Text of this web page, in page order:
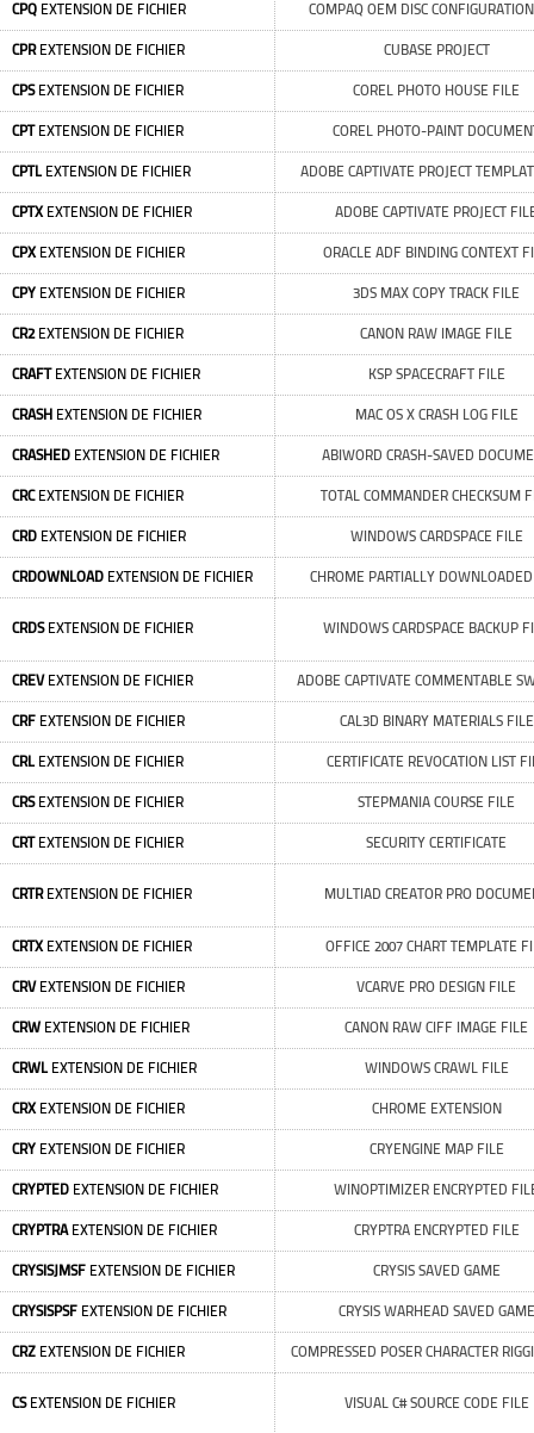
CPQ EXTENSION DE FICHIER COMPAQ OEM DISC
CPREXTENSION DE FICHIER CUBASE PROJECT
CPSEXTENSION DE FICHIER COREL PHOTO HOUSE FILE
CPTEXTENSION DE FICHIER COREL PHOTO-PAINT
CPTLEXTENSION DE FICHIER ADOBE CAPTIVATE PROJECT
CPTXEXTENSION DE FICHIER ADOBE CAPTIVATE PROJECT
CPXEXTENSION DE FICHIER ORACLE ADF BINDING CONTEXT
CPY EXTENSION DE FICHIER 3DS MAX COPY TRACK FILE
CR2EXTENSION DE FICHIER CANON RAW IMAGE FILE
CRAFTEXTENSION DE FICHIER KSP SPACECRAFT FILE
CRASH EXTENSION DE FICHIER MAC OS X CRASH LOG FILE
CRASHED EXTENSION DE FICHIER ABIWORD CRASH-SAVED
CRCEXTENSION DE FICHIER TOTAL COMMANDER CHECKSUM
CRD EXTENSION DE FICHIER WINDOWS CARDSPACE FILE
CRDOWNLOAD EXTENSION DE FICHIER CHROME PARTIALLY
CRDSEXTENSION DE FICHIER WINDOWS CARDSPACE BACKUP
CREVEXTENSION DE FICHIER ADOBE CAPTIVATE COMMENTABLE
CRF EXTENSION DE FICHIER CAL3D BINARY MATERIALS FILE
CRLEXTENSION DE FICHIER CERTIFICATE REVOCATION LIST
CRSEXTENSION DE FICHIER STEPMANIA COURSE FILE
CRTEXTENSION DE FICHIER SECURITY CERTIFICATE
CRTREXTENSION DE FICHIER MULTIAD CREATOR PRO
CRTXEXTENSION DE FICHIER OFFICE 2007 CHART TEMPLATE
CRVEXTENSION DE FICHIER VCARVE PRO DESIGN FILE
CRW EXTENSION DE FICHIER CANON RAW CIFF IMAGE FILE
CRWLEXTENSION DE FICHIER WINDOWS CRAWL FILE
CRXEXTENSION DE FICHIER CHROME EXTENSION
CRY EXTENSION DE FICHIER CRYENGINE MAP FILE
CRYPTED EXTENSION DE FICHIER WINOPTIMIZER ENCRYPTED
CRYPTRAEXTENSION DE FICHIER CRYPTRA ENCRYPTED FILE
CRYSISJMSF EXTENSION DE FICHIER CRYSIS SAVED GAME
CRYSISPSF EXTENSION DE FICHIER CRYSIS WARHEAD SAVED GAME
CRZ EXTENSION DE FICHIER COMPRESSED POSER CHARACTER
CSEXTENSION DE FICHIER VISUAL C# SOURCE CODE FILE